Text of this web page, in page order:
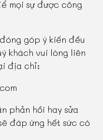
mọi sự được công
góp ý kiến đều
khách vui lòng liên
địa chỉ:
phản hồi hay sửa
đáp ứng hết sức có